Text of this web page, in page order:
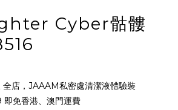
Cyber骷髏
全店，JAAAM私密處清潔液體驗裝
免香港、澳門運費